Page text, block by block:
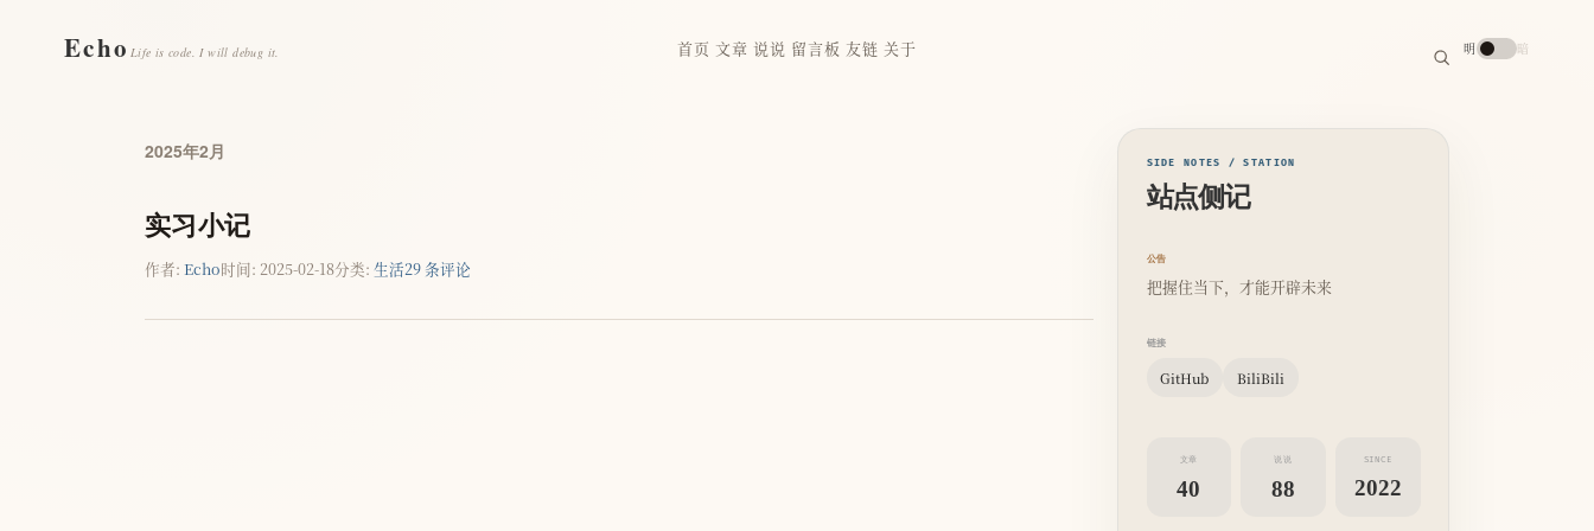
Echo Life is code. I will debug it.
索
字
搜
明 暗
首页 文章 说说 留言板 友链 关于
2025年2月
实习小记
作者: Echo时间: 2025-02-18分类: 生活29 条评论
SIDE NOTES / STATION
站点侧记
公告
把握住当下，才能开辟未来
链接
GitHub BiliBili
文章
40
说说
88
SINCE
2022